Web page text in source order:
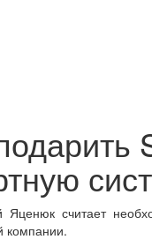
считает
компании.